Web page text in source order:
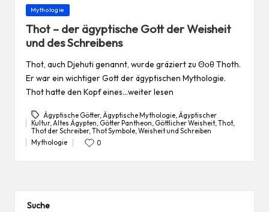
Posted
Mythologie
Thot – der ägyptische Gott der Weisheit
und des Schreibens
Thot, auch Djehuti genannt, wurde gräziert zu Θοθ Thoth.
Er war ein wichtiger Gott der ägyptischen Mythologie.
Thot hatte den Kopf eines…weiter lesen
Tags:
Ägyptische Götter, Ägyptische Mythologie, Ägyptischer
Kultur, Altes Ägypten Götter Pantheon Göttlicher Weisheit, Thot,
Thot der Schreiber, Thot Symbole, Weisheit und Schreiben
Posted
Mythologie 0
Suche